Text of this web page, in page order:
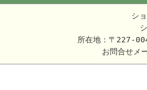
シ
所在地：〒227-
お問合せメ